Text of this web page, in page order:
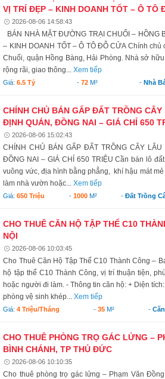
VỊ TRÍ ĐẸP – KINH DOANH TỐT – Ô TÔ
2026-08-06 14:58:43
BÁN NHÀ MẶT ĐƯỜNG TRẠI CHUỐI – HỒNG
– KINH DOANH TỐT – Ô TÔ ĐỖ CỬA Chính
Chuối, quận Hồng Bàng, Hải Phòng. Nhà sở
rộng rãi, giao thông...Xem tiếp
Giá:6.5 Tỷ -72 M² - Nhà
CHÍNH CHỦ BÁN GẤP ĐẤT TRỒNG
ĐỊNH QUÁN, ĐỒNG NAI – GIÁ CHỈ 650
2026-08-06 15:02:43
CHÍNH CHỦ BÁN GẤP ĐẤT TRỒNG CÂY LÂU
ĐỒNG NAI – GIÁ CHỈ 650 TRIỆU Cần bán lô
vuông vức, địa hình bằng phẳng, khí hậu mát
làm nhà vườn hoặc...Xem tiếp
Giá:650 Triệu - 1000M² -Đất Trồng
CHO THUÊ CĂN HỘ TẬP THỂ C10
NỘI
2026-08-06 10:03:45
Cho Thuê Căn Hộ Tập Thể C10 Thành Công –
hộ tập thể C10 Thành Công, vị trí thuận tiện,
hoặc người đi làm. - Thông tin căn hộ: + Diện
phòng vệ sinh khép...Xem tiếp
Giá:4 Triệu/tháng -35 M² -
CHO THUÊ PHÒNG TRỌ GÁC LỬNG –
BÌNH CHÁNH, TP THỦ ĐỨC
2026-08-06 10:10:35
Cho thuê phòng trọ gác lửng – Phạm Văn